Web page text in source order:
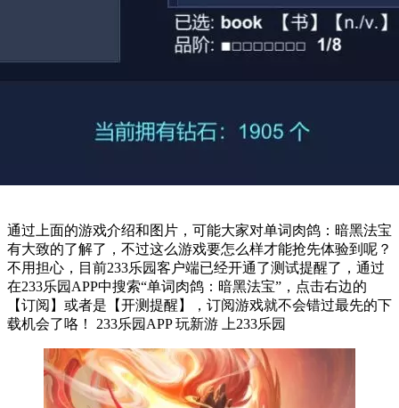
通过上面的游戏介绍和图片，可能大家对单词肉鸽：暗黑法宝
有大致的了解了，不过这么游戏要怎么样才能抢先体验到呢？
不用担心，目前233乐园客户端已经开通了测试提醒了，通过
在233乐园APP中搜索“单词肉鸽：暗黑法宝”，点击右边的
【订阅】或者是【开测提醒】，订阅游戏就不会错过最先的下
载机会了咯！ 233乐园APP 玩新游 上233乐园